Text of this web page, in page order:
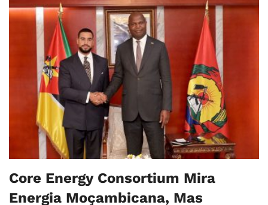
Core Energy Consortium Mira
Energia Moçambicana, Mas